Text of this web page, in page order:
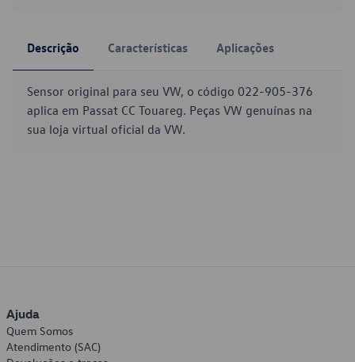
Descrição Características Aplicações
Sensor original para seu VW, o código 022-905-376
aplica em Passat CC Touareg. Peças VW genuínas na
sua loja virtual oficial da VW.
Ajuda
Quem Somos
Atendimento (SAC)